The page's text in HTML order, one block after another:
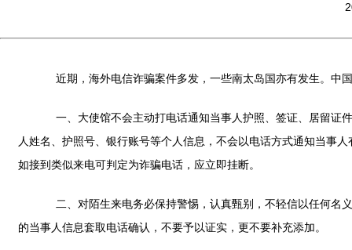
近期，海外电信诈骗案件多发，一些南太岛国亦有发生。中
一、大使馆不会主动打电话通知当事人护照、签证、居留证
人姓名、护照号、银行账号等个人信息，不会以电话方式通知当事
如接到类似来电可判定为诈骗电话，应立即挂断。
二、对陌生来电务必保持警惕，认真甄别，不轻信以任何名
的当事人信息套取电话确认，不要予以证实，更不要补充添加。